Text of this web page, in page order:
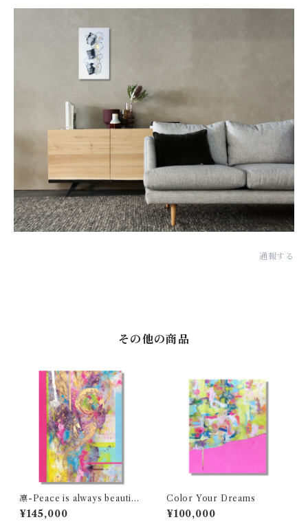
通報する
その他の商品
凛-Peace is always beautifu
l¥145,000
Color Your Dreams
¥100,000